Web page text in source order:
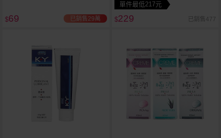
$69 已銷售29萬
單件最低217元
$229 已銷售477